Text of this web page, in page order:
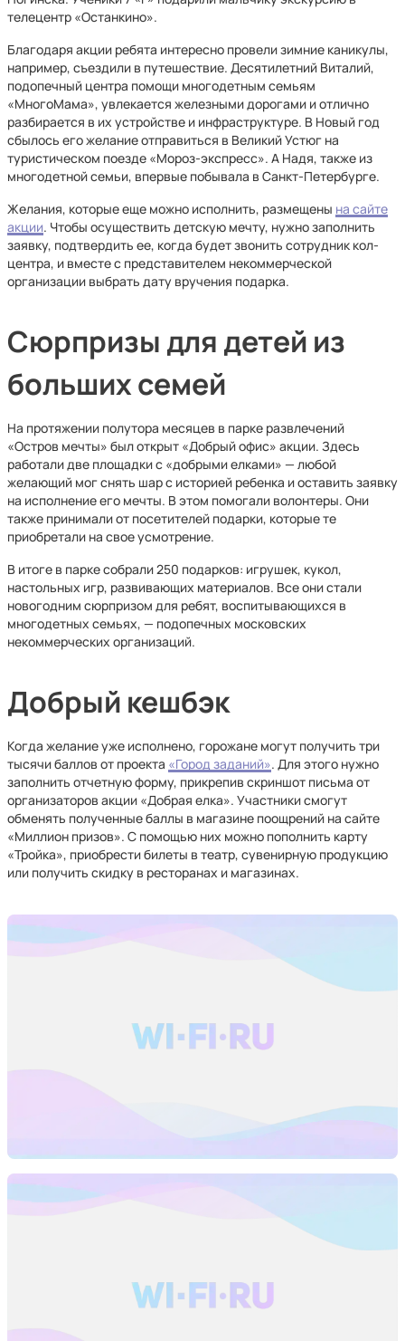
телецентр «Останкино».
Благодаря акции ребята интересно провели зимние каникулы,
например, съездили в путешествие. Десятилетний Виталий,
подопечный центра помощи многодетным семьям
«МногоМама», увлекается железными дорогами и отлично
разбирается в их устройстве и инфраструктуре. В Новый год
сбылось его желание отправиться в Великий Устюг на
туристическом поезде «Мороз-экспресс». А Надя, также из
многодетной семьи, впервые побывала в Санкт-Петербурге.
Желания, которые еще можно исполнить, размещены на сайте
акции. Чтобы осуществить детскую мечту, нужно заполнить
заявку, подтвердить ее, когда будет звонить сотрудник кол-
центра, и вместе с представителем некоммерческой
организации выбрать дату вручения подарка.
Сюрпризы для детей из
больших семей
На протяжении полутора месяцев в парке развлечений
«Остров мечты» был открыт «Добрый офис» акции. Здесь
работали две площадки с «добрыми елками» — любой
желающий мог снять шар с историей ребенка и оставить заявку
на исполнение его мечты. В этом помогали волонтеры. Они
также принимали от посетителей подарки, которые те
приобретали на свое усмотрение.
В итоге в парке собрали 250 подарков: игрушек, кукол,
настольных игр, развивающих материалов. Все они стали
новогодним сюрпризом для ребят, воспитывающихся в
многодетных семьях, — подопечных московских
некоммерческих организаций.
Добрый кешбэк
Когда желание уже исполнено, горожане могут получить три
тысячи баллов от проекта «Город заданий». Для этого нужно
заполнить отчетную форму, прикрепив скриншот письма от
организаторов акции «Добрая елка». Участники смогут
обменять полученные баллы в магазине поощрений на сайте
«Миллион призов». С помощью них можно пополнить карту
«Тройка», приобрести билеты в театр, сувенирную продукцию
или получить скидку в ресторанах и магазинах.